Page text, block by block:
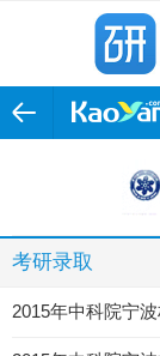
考研录取
2015年中科院宁